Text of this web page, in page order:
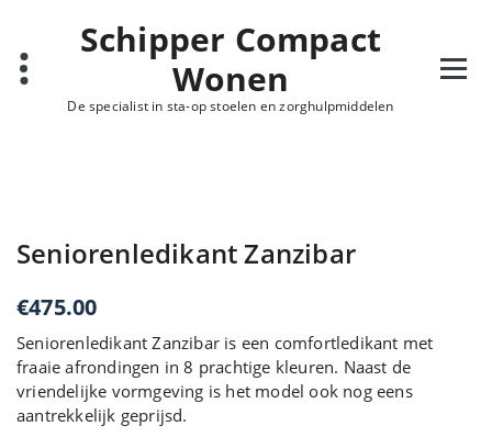
inhoud
Schipper Compact
Wonen
De specialist in sta-op stoelen en zorghulpmiddelen
Seniorenledikant Zanzibar
€475.00
Seniorenledikant Zanzibar is een comfortledikant met
fraaie afrondingen in 8 prachtige kleuren. Naast de
vriendelijke vormgeving is het model ook nog eens
aantrekkelijk geprijsd.